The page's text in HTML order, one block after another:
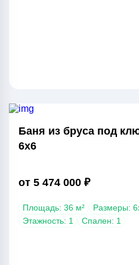
Баня из бруса под
6х6
от 5 474 000 ₽
Площадь: 36 м²
Размеры:
Этажность: 1
Спален: 1